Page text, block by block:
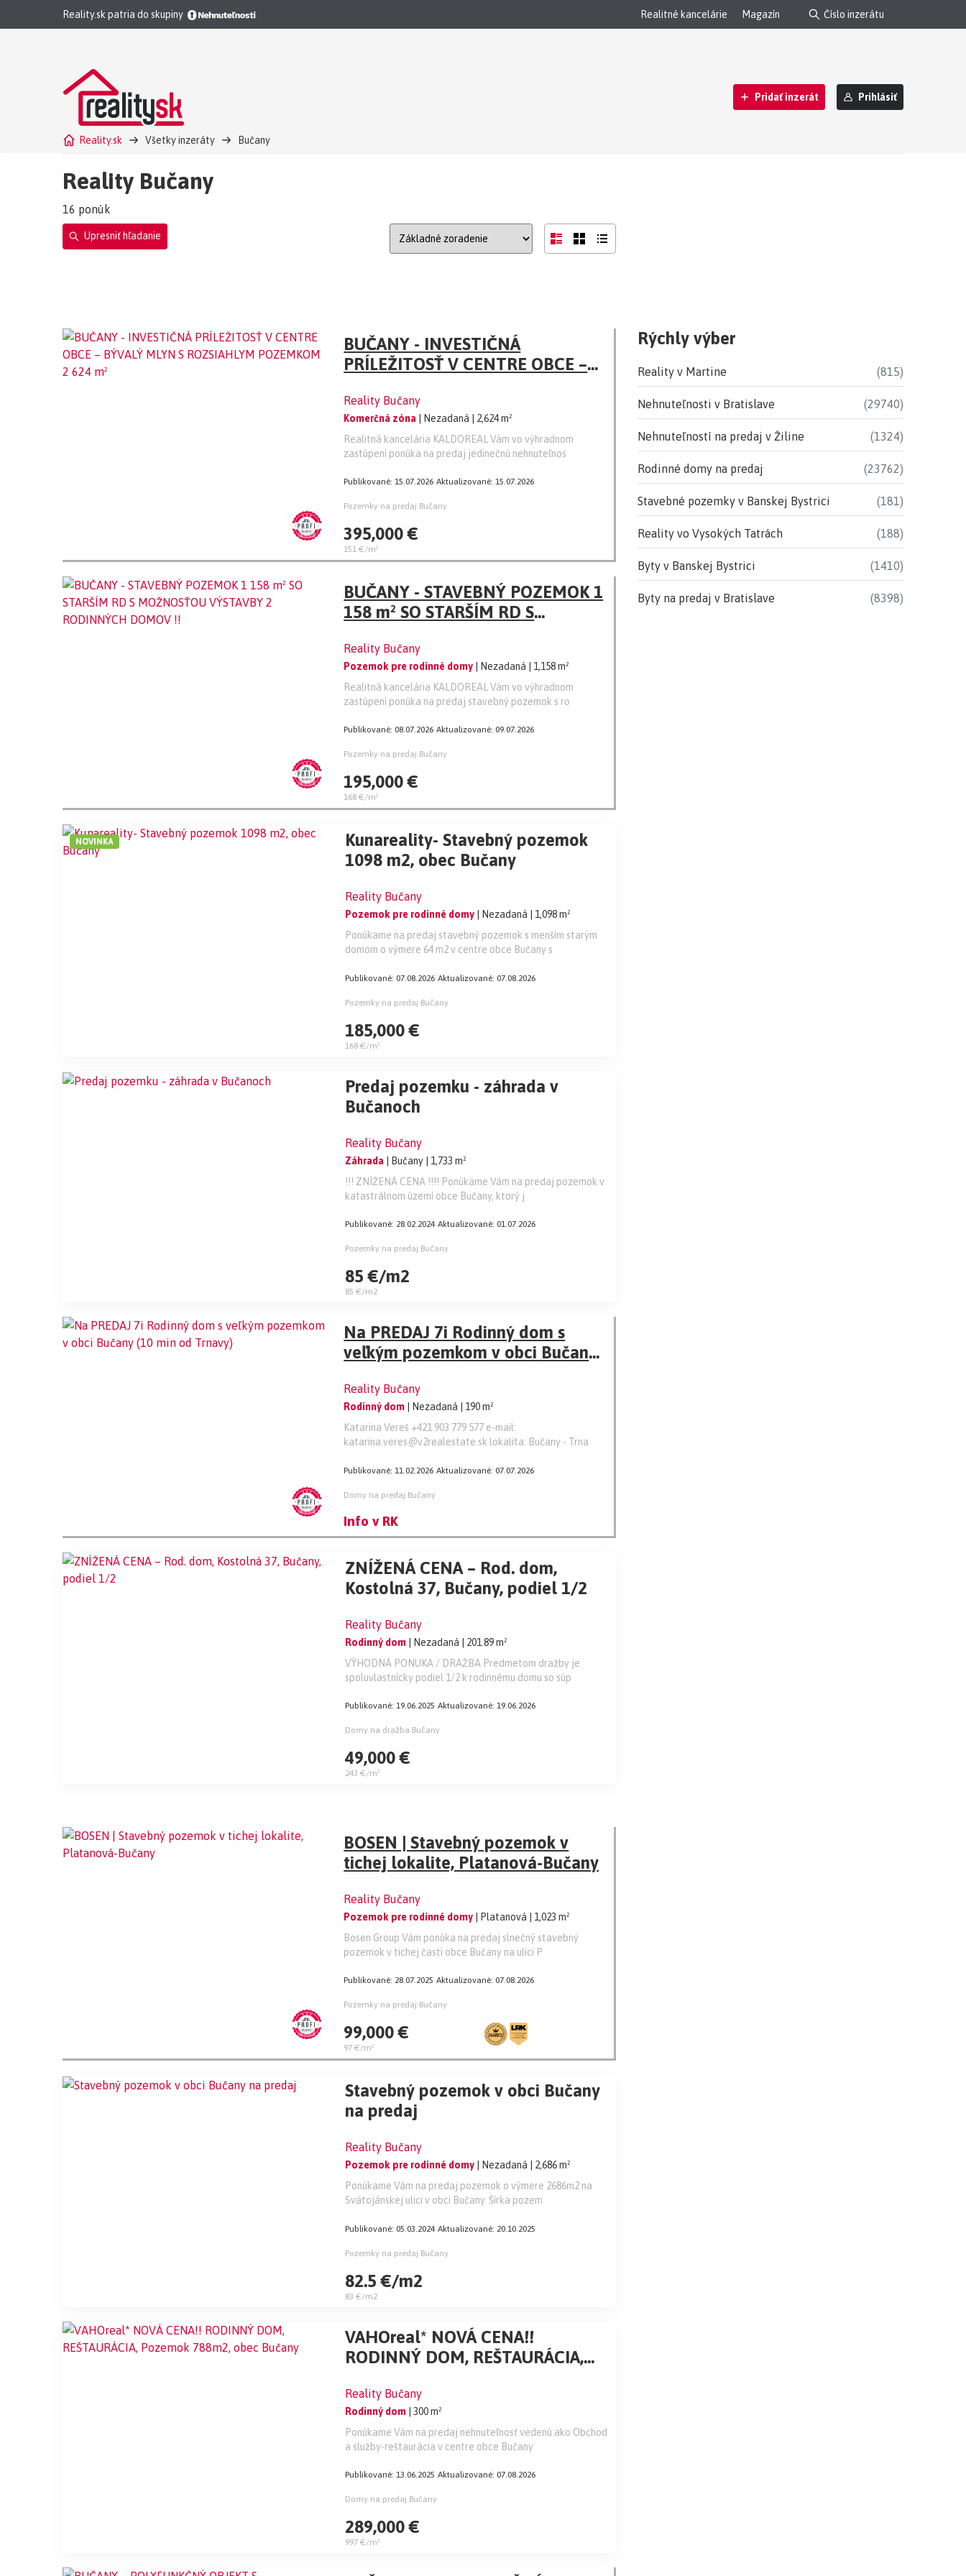
Reality.sk patria do skupiny Realitné kancelárie Magazín
Pridať inzerát Prihlásiť
Reality.sk Všetky inzeráty Bučany
Reality Bučany
16 ponúk
Upresniť hľadanie
BUČANY - INVESTIČNÁ
PRÍLEŽITOSŤ V CENTRE OBCE –
POZEMKOM 2 624 m²
Reality Bučany
Komerčná zóna | Nezadaná
| 2,624 m²
Realitná kancelária KALDOREAL Vám vo výhradnom
zastúpení ponúka na predaj jedinečnú nehnuteľnos
Publikované: 15.07.2026 Aktualizované: 15.07.2026
Pozemky na predaj Bučany
395,000 €
151 €/m²
BUČANY - STAVEBNÝ POZEMOK 1
158 m² SO STARŠÍM RD S
RODINNÝCH DOMOV !!
Reality Bučany
Pozemok pre rodinné domy | Nezadaná
| 1,158 m²
Realitná kancelária KALDOREAL Vám vo výhradnom
zastúpení ponúka na predaj stavebný pozemok s ro
Publikované: 08.07.2026 Aktualizované: 09.07.2026
Pozemky na predaj Bučany
195,000 €
168 €/m²
Kunareality- Stavebný pozemok
1098 m2, obec Bučany
Reality Bučany
Pozemok pre rodinné domy | Nezadaná
| 1,098 m²
Ponúkame na predaj stavebný pozemok s menším starým
domom o výmere 64 m2 v centre obce Bučany s
Publikované: 07.08.2026 Aktualizované: 07.08.2026
Pozemky na predaj Bučany
185,000 €
168 €/m²
NOVINKA
Predaj pozemku - záhrada v
Bučanoch
Reality Bučany
Záhrada | Bučany
| 1,733 m²
!!! ZNÍŽENÁ CENA !!!! Ponúkame Vám na predaj pozemok v
katastrálnom území obce Bučany, ktorý j
Publikované: 28.02.2024 Aktualizované: 01.07.2026
Pozemky na predaj Bučany
85 €/m2
85 €/m2
Na PREDAJ 7i Rodinný dom s
veľkým pozemkom v obci Bučany
Reality Bučany
Rodinný dom | Nezadaná
| 190 m²
Katarina Vereš +421 903 779 577 e-mail:
katarina.veres@v2realestate.sk lokalita: Bučany - Trna
Publikované: 11.02.2026 Aktualizované: 07.07.2026
Domy na predaj Bučany
Info v RK
ZNÍŽENÁ CENA – Rod. dom,
Kostolná 37, Bučany, podiel 1/2
Reality Bučany
Rodinný dom | Nezadaná | 201.89 m²
VÝHODNÁ PONUKA / DRAŽBA Predmetom dražby je
spoluvlastnícky podiel 1/2 k rodinnému domu so súp
Publikované: 19.06.2025 Aktualizované: 19.06.2026
Domy na dražba Bučany
49,000 €
243 €/m²
BOSEN | Stavebný pozemok v
tichej lokalite, Platanová-Bučany
Reality Bučany
Pozemok pre rodinné domy | Platanová
| 1,023 m²
Bosen Group Vám ponúka na predaj slnečný stavebný
pozemok v tichej časti obce Bučany na ulici P
Publikované: 28.07.2025 Aktualizované: 07.08.2026
Pozemky na predaj Bučany
99,000 €
97 €/m²
Stavebný pozemok v obci Bučany
na predaj
Reality Bučany
Pozemok pre rodinné domy | Nezadaná
| 2,686 m²
Ponúkame Vám na predaj pozemok o výmere 2686m2 na
Svätojánskej ulici v obci Bučany. Šírka pozem
Publikované: 05.03.2024 Aktualizované: 20.10.2025
Pozemky na predaj Bučany
82.5 €/m2
83 €/m2
VAHOreal* NOVÁ CENA!!
RODINNÝ DOM, REŠTAURÁCIA,
Reality Bučany
Rodinný dom | 300 m²
Ponúkame Vám na predaj nehnuteľnosť vedenú ako Obchod
a služby-reštaurácia v centre obce Bučany
Publikované: 13.06.2025 Aktualizované: 07.08.2026
Domy na predaj Bučany
289,000 €
997 €/m²
Rýchly výber
Reality v Martine (815)
Nehnuteľnosti v Bratislave (29740)
Nehnuteľností na predaj v Žiline (1324)
Rodinné domy na predaj (23762)
Stavebné pozemky v Banskej Bystrici (181)
Reality vo Vysokých Tatrách (188)
Byty v Banskej Bystrici (1410)
Byty na predaj v Bratislave (8398)